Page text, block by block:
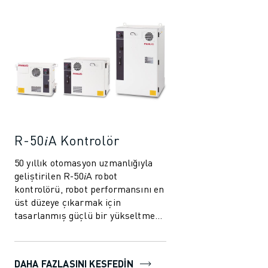
R-50𝑖A Kontrolör
50 yıllık otomasyon uzmanlığıyla
geliştirilen R-50𝑖A robot
kontrolörü, robot performansını en
üst düzeye çıkarmak için
tasarlanmış güçlü bir yükseltme
azaltılmış ener...
DAHA FAZLASINI KEŞFEDIN